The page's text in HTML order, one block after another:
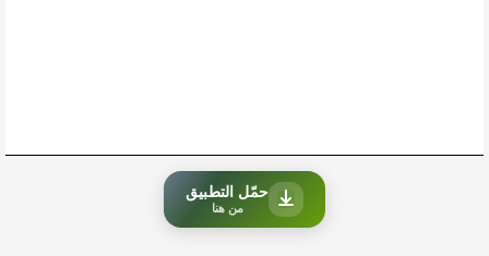
حمّل التطبيق
من هنا